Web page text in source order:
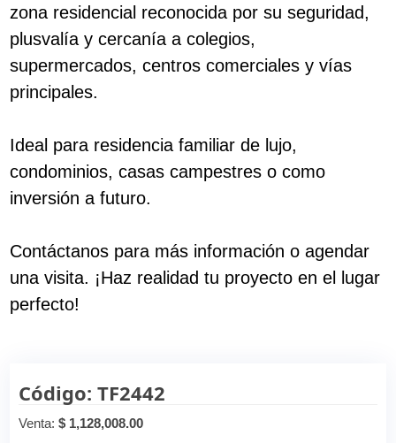
zona residencial reconocida por su seguridad,
plusvalía y cercanía a colegios,
supermercados, centros comerciales y vías
principales.
Ideal para residencia familiar de lujo,
condominios, casas campestres o como
inversión a futuro.
Contáctanos para más información o agendar
una visita. ¡Haz realidad tu proyecto en el lugar
perfecto!
Código: TF2442
Venta:$ 1,128,008.00